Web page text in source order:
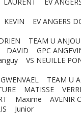
EV ANGERS
TEAM U
GPC
VS NEUILLE
TEAM U
MATISSE
Maxime AVENIR
Junior